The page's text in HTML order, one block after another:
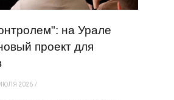
на Урале
проект для
2026